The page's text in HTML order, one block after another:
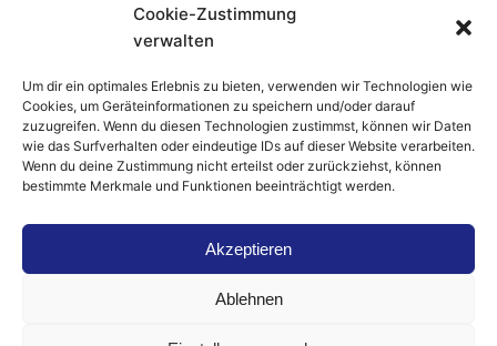
Cookie-Zustimmung
verwalten
Um dir ein optimales Erlebnis zu bieten, verwenden wir Technologien wie
Cookies, um Geräteinformationen zu speichern und/oder darauf
zuzugreifen. Wenn du diesen Technologien zustimmst, können wir Daten
wie das Surfverhalten oder eindeutige IDs auf dieser Website verarbeiten.
Wenn du deine Zustimmung nicht erteilst oder zurückziehst, können
bestimmte Merkmale und Funktionen beeinträchtigt werden.
Akzeptieren
Ablehnen
Schwimmverein 1.FC Quadrath-Ichendorf
1913/21 e.V.
Albert-Schweitzer Straße 16
Telefax: +49 (0) 22 71 98 15 80
info@schwimmen-quadrath.de